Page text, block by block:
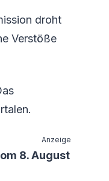
droht
Verstöße
Anzeige
8. August